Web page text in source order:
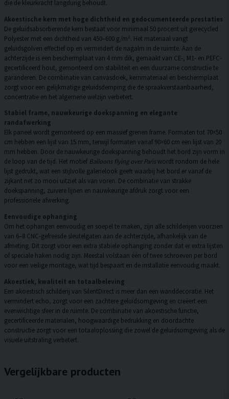
die de kleurkracht langdurig behoudt.
Akoestische kern met hoge dichtheid en gedocumenteerde prestaties
De geluidsabsorberende kern bestaat voor minimaal 50 procent uit gerecycled
Polyester met een dichtheid van 450–600 g/m². Het materiaal vangt
geluidsgolven effectief op en vermindert de nagalm in de ruimte. Aan de
achterzijde is een beschermplaat van 4 mm dik, gemaakt van CE-, M1- en PEFC-
gecertificeerd hout, gemonteerd om stabiliteit en een duurzame constructie te
garanderen. De combinatie van canvasdoek, kernmateriaal en beschermplaat
zorgt voor een gelijkmatige geluidsdemping die de spraakverstaanbaarheid,
concentratie en het algemene welzijn verbetert.
Stabiel frame, nauwkeurige doekspanning en elegante
randafwerking
Elk paneel wordt gemonteerd op een massief grenen frame. Formaten tot 70×50
cm hebben een lijst van 15 mm, terwijl formaten vanaf 90×60 cm een lijst van 20
mm hebben. Door de nauwkeurige doekspanning behoudt het bord zijn vorm in
de loop van de tijd. Het motief Balloons flying over Pariswordt rondom de hele
lijst gedrukt, wat een stijlvolle galerielook geeft waarbij het bord er vanaf de
zijkant net zo mooi uitziet als van voren. De combinatie van strakke
doekspanning, zuivere lijnen en nauwkeurige afdruk zorgt voor een
professionele afwerking.
Eenvoudige ophanging
Om het ophangen eenvoudig en soepel te maken, zijn alle schilderijen voorzien
van 6–8 CNC-gefreesde sleutelgaten aan de achterzijde, afhankelijk van de
afmeting. Dit zorgt voor een extra stabiele ophanging zonder dat er extra lijsten
of speciale haken nodig zijn. Meestal volstaan één of twee schroeven per bord
voor een veilige montage, wat tijd bespaart en de installatie eenvoudig maakt.
Akoestiek, kwaliteit en totaalbeleving
Een akoestisch schilderij van SilentDirect is meer dan een wanddecoratie. Het
vermindert echo, zorgt voor een zachtere geluidsomgeving en creëert een
evenwichtige sfeer in de ruimte. De combinatie van akoestische functie,
gecertificeerde materialen, hoogwaardige bedrukking en doordachte
constructie zorgt voor een totaaloplossing die zowel de geluidsomgeving als de
visuele uitstraling verbetert.
Vergelijkbare producten